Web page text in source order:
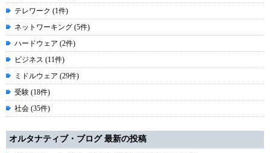
テレワーク (1件)
ネットワーキング (5件)
ハードウェア (2件)
ビジネス (11件)
ミドルウェア (29件)
受験 (18件)
社会 (35件)
オルタナティブ・ブログ 最新の投稿